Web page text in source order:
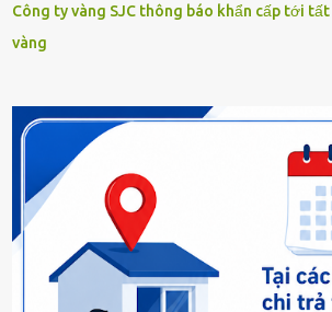
Công ty vàng SJC thông báo khẩn cấp tới
vàng